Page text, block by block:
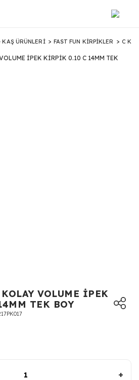
ÜRÜNLERİ FAST FUN KİRPİKLER C
VOLUME İPEK
TEK BOY
+